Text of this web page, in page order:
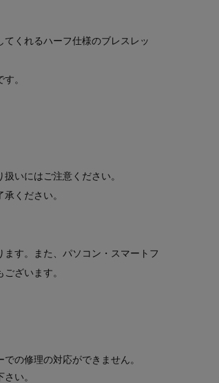
くれるハーフ仕様のブレスレッ
。
いにはご注意ください。
ください。
す。また、パソコン・スマートフ
ざいます。
の修理の対応ができません。
い。